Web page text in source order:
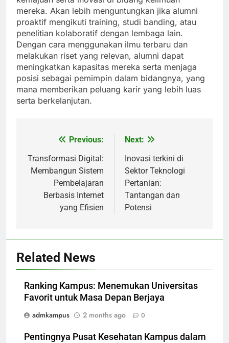
mereka. Akan lebih menguntungkan jika alumni
proaktif mengikuti training, studi banding, atau
penelitian kolaboratif dengan lembaga lain.
Dengan cara menggunakan ilmu terbaru dan
melakukan riset yang relevan, alumni dapat
meningkatkan kapasitas mereka serta menjaga
posisi sebagai pemimpin dalam bidangnya, yang
mana memberikan peluang karir yang lebih luas
serta berkelanjutan.
navigation
Previous:
Transformasi Digital:
Membangun Sistem
Pembelajaran
Berbasis Internet
yang Efisien
Next:
Inovasi terkini di
Sektor Teknologi
Pertanian:
Tantangan dan
Potensi
Related News
Ranking Kampus: Menemukan Universitas
Favorit untuk Masa Depan Berjaya
admkampus
2 months ago 0
Pentingnya Pusat Kesehatan Kampus dalam